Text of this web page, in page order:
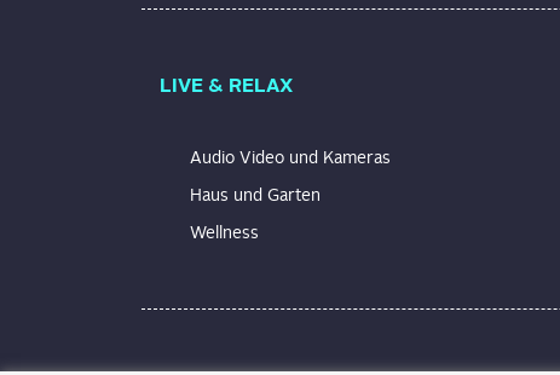
LIVE & RELAX
Audio Video und Kameras
Haus und Garten
Wellness